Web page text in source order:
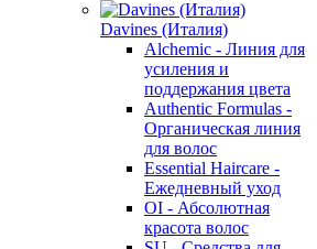
Davines (Италия)
Alchemic - Линия для
усиления и
поддержания цвета
Authentic Formulas -
Органическая линия
для волос
Essential Haircare -
Eжедневный уход
OI - Абсолютная
красота волос